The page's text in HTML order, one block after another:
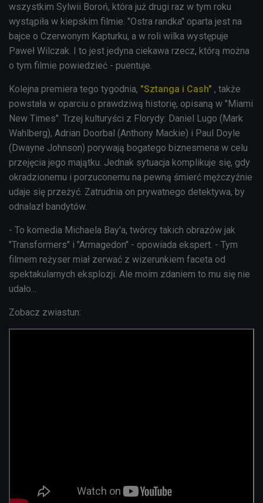
wszystkim Sylwii Boroń, która już drugi raz w tym roku
wystąpiła w kiepskim filmie. "Ostra randka" oparta jest na
bajce o Czerwonym Kapturku, a w roli wilka występuje
Paweł Wilczak. I to jest jedyna ciekawa rzecz, którą można
o tym filmie powiedzieć - puentuje.
Kolejna premiera tego tygodnia, "Sztanga i Cash" , także
powstała w oparciu o prawdziwą historię, opisaną w "Miami
New Times". Trzej kulturyści z Florydy: Daniel Lugo (Mark
Wahlberg), Adrian Doorbal (Anthony Mackie) i Paul Doyle
(Dwayne Johnson) porywają bogatego biznesmena w celu
przejęcia jego majątku. Jednak sytuacja komplikuje się, gdy
okradzionemu i porzuconemu na pewną śmierć mężczyźnie
udaje się przeżyć. Zatrudnia on prywatnego detektywa, by
odnalazł bandytów.
- To komedia Michaela Bay'a, twórcy takich obrazów jak
"Transformers" i "Armagedon" - opowiada ekspert. - Tym
filmem reżyser miał zerwać z wizerunkiem faceta od
spektakularnych eksplozji. Ale moim zdaniem to mu się nie
udało...
Zobacz zwiastun: